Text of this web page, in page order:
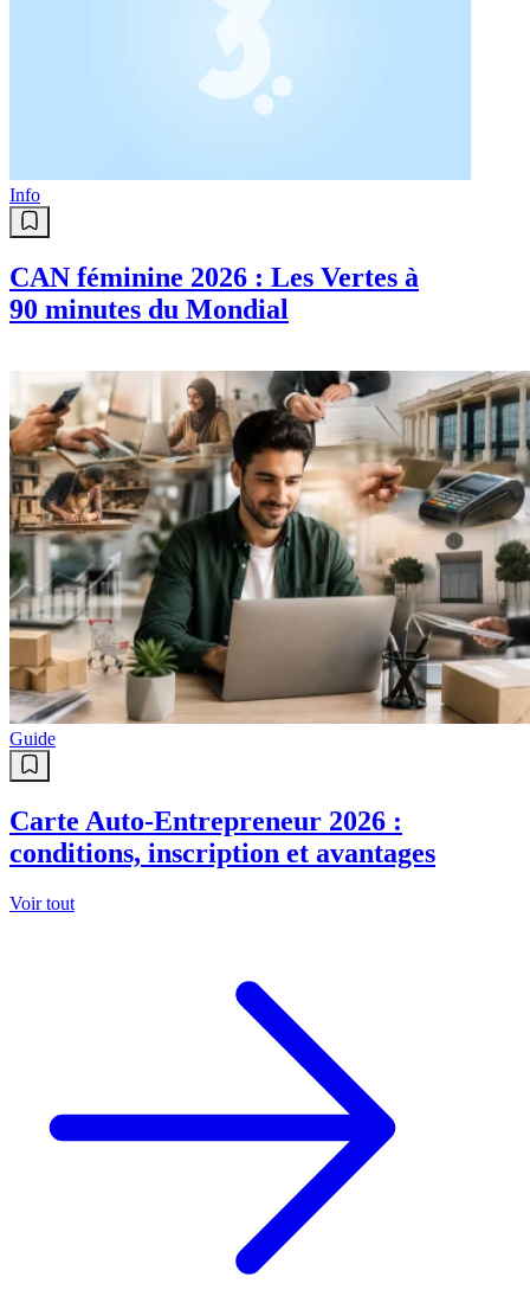
Info
CAN féminine 2026 : Les Vertes à
90 minutes du Mondial
Guide
Carte Auto-Entrepreneur 2026 :
conditions, inscription et avantages
Voir tout